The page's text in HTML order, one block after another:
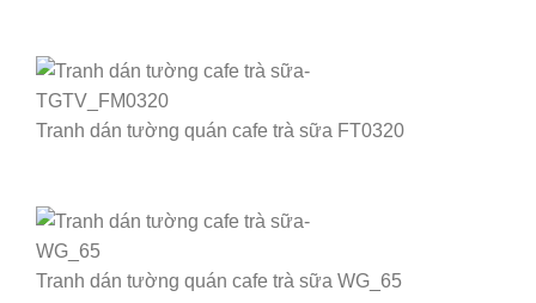
Tranh dán tường quán cafe trà sữa FT0320
Tranh dán tường quán cafe trà sữa WG_65